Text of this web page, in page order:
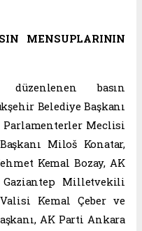
MENSUPLARININ
basın
Belediye Başkanı
Parlamenterler Meclisi
Miloš Konatar,
Kemal Bozay, AK
Milletvekili
Kemal Çeber ve
AK Parti Ankara